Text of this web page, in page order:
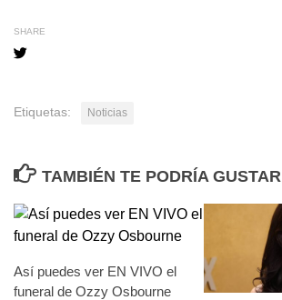
SHARE
Etiquetas: Noticias
TAMBIÉN TE PODRÍA
Así puedes ver EN VIVO el
funeral de Ozzy Osbourne